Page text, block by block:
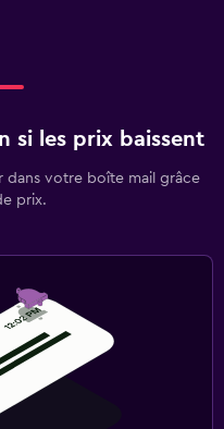
si les prix baissent
dans votre boîte mail grâce
prix.